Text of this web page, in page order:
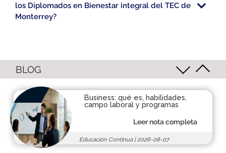
los Diplomados en Bienestar integral del TEC de
Monterrey?
BLOG
Business: qué es, habilidades,
campo laboral y programas
Leer nota completa
Educación Continua| 2026-08-07